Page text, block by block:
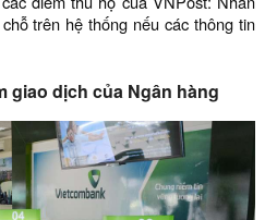
trên hệ thống nếu các thông tin
giao dịch của Ngân hàng